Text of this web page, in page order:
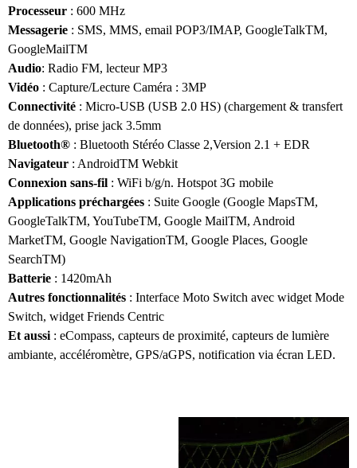
Processeur : 600 MHz
Messagerie : SMS, MMS, email POP3/IMAP, GoogleTalkTM,
GoogleMailTM
Audio: Radio FM, lecteur MP3
Vidéo : Capture/Lecture Caméra : 3MP
Connectivité : Micro-USB (USB 2.0 HS) (chargement & transfert
de données), prise jack 3.5mm
Bluetooth® : Bluetooth Stéréo Classe 2,Version 2.1 + EDR
Navigateur : AndroidTM Webkit
Connexion sans-fil : WiFi b/g/n. Hotspot 3G mobile
Applications préchargées : Suite Google (Google MapsTM,
GoogleTalkTM, YouTubeTM, Google MailTM, Android
MarketTM, Google NavigationTM, Google Places, Google
SearchTM)
Batterie : 1420mAh
Autres fonctionnalités : Interface Moto Switch avec widget Mode
Switch, widget Friends Centric
Et aussi : eCompass, capteurs de proximité, capteurs de lumière
ambiante, accéléromètre, GPS/aGPS, notification via écran LED.